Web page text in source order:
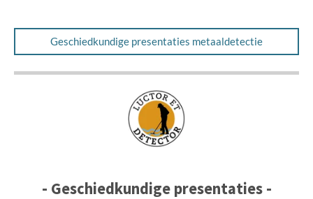
Geschiedkundige presentaties metaaldetectie
- Geschiedkundige presentaties -